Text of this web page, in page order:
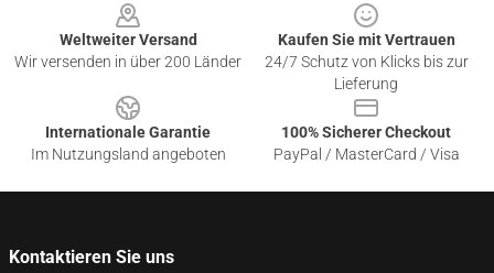
Weltweiter Versand
Wir versenden in über 200 Länder
Kaufen Sie mit Vertrauen
24/7 Schutz von Klicks bis zur
Lieferung
Internationale Garantie
Im Nutzungsland angeboten
100% Sicherer Checkout
PayPal / MasterCard / Visa
Kontaktieren Sie uns